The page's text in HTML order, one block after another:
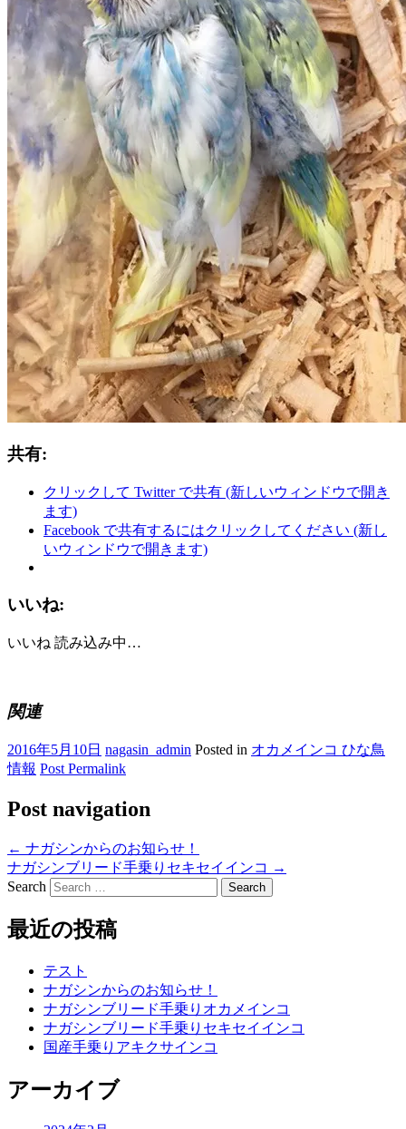
共有:
クリックして Twitter で共有 (新しいウィンドウで開き
ます)
Facebook で共有するにはクリックしてください (新し
いウィンドウで開きます)
いいね:
いいね 読み込み中…
関連
2016年5月10日 nagasin_admin Posted in オカメインコ ひな鳥
情報 Post Permalink
Post navigation
← ナガシンからのお知らせ！
ナガシンブリード手乗りセキセイインコ →
Search
最近の投稿
テスト
ナガシンからのお知らせ！
ナガシンブリード手乗りオカメインコ
ナガシンブリード手乗りセキセイインコ
国産手乗りアキクサインコ
アーカイブ